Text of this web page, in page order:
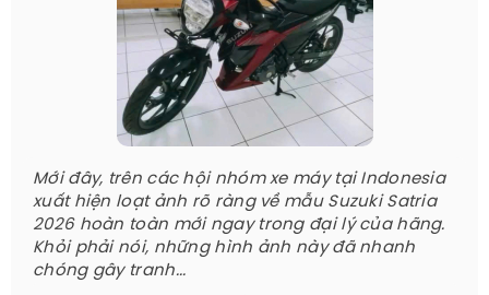
Mới đây, trên các hội nhóm xe máy tại Indonesia
xuất hiện loạt ảnh rõ ràng về mẫu Suzuki Satria
2026 hoàn toàn mới ngay trong đại lý của hãng.
Khỏi phải nói, những hình ảnh này đã nhanh
chóng gây tranh...